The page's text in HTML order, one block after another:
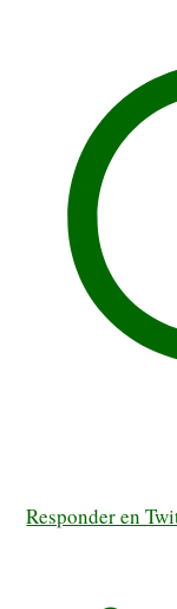
Responder en